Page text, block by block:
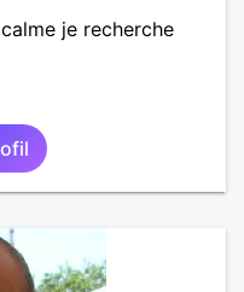
je recherche